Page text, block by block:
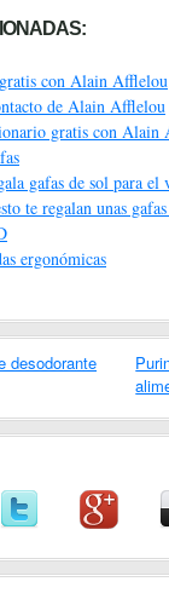
con Alain Afflelou
de Alain Afflelou
gratis con Alain
gafas de sol para el
te regalan unas
ergonómicas
desodorante